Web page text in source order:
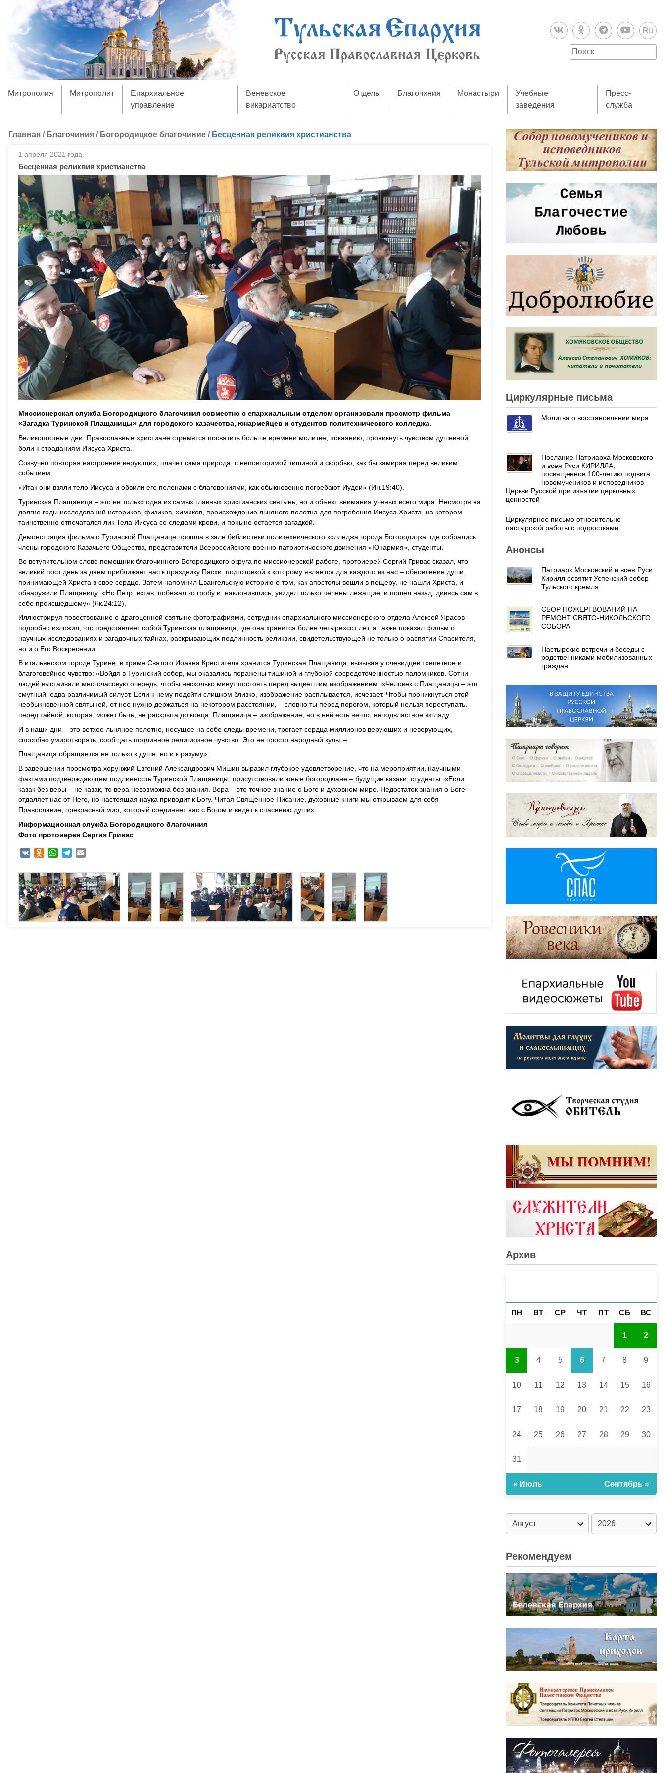
Ru
Митрополия Митрополит
Епархиальное
управление
Веневское
викариатство
Отделы Благочиния Монастыри
Учебные
заведения
Пресс-
служба
Главная / Благочиния / Богородицкое благочиние / Бесценная реликвия христианства
1 апреля 2021 года.
Бесценная реликвия христианства
Миссионерская служба Богородицкого благочиния совместно с епархиальным отделом организовали просмотр фильма
«Загадка Туринской Плащаницы» для городского казачества, юнармейцев и студентов политехнического колледжа.
Великопостные дни. Православные христиане стремятся посвятить больше времени молитве, покаянию, проникнуть чувством душевной
боли к страданиям Иисуса Христа.
Созвучно повторяя настроение верующих, плачет сама природа, с неповторимой тишиной и скорбью, как бы замирая перед великим
событием.
«Итак они взяли тело Иисуса и обвили его пеленами с благовониями, как обыкновенно погребают Иудеи» (Ин.19:40).
Туринская Плащаница – это не только одна из самых главных христианских святынь, но и объект внимания ученых всего мира. Несмотря на
долгие годы исследований историков, физиков, химиков, происхождение льняного полотна для погребения Иисуса Христа, на котором
таинственно отпечатался лик Тела Иисуса со следами крови, и поныне остается загадкой.
Демонстрация фильма о Туринской Плащанице прошла в зале библиотеки политехнического колледжа города Богородицка, где собрались
члены городского Казачьего Общества, представители Всероссийского военно-патриотического движения «Юнармия», студенты.
Во вступительном слове помощник благочинного Богородицкого округа по миссионерской работе, протоиерей Сергий Гривас сказал, что
великий пост день за днем приближает нас к празднику Пасхи, подготовкой к которому является для каждого из нас – обновление души,
принимающей Христа в свое сердце. Затем напомнил Евангельскую историю о том, как апостолы вошли в пещеру, не нашли Христа, и
обнаружили Плащаницу: «Но Петр, встав, побежал ко гробу и, наклонившись, увидел только пелены лежащие, и пошел назад, дивясь сам в
себе происшедшему» (Лк.24:12).
Иллюстрируя повествование о драгоценной святыне фотографиями, сотрудник епархиального миссионерского отдела Алексей Ярасов
подробно изложил, что представляет собой Туринская плащаница, где она хранится более четырехсот лет, а также показал фильм о
научных исследованиях и загадочных тайнах, раскрывающих подлинность реликвии, свидетельствующей не только о распятии Спасителя,
но и о Его Воскресении.
В итальянском городе Турине, в храме Святого Иоанна Крестителя хранится Туринская Плащаница, вызывая у очевидцев трепетное и
благоговейное чувство: «Войдя в Туринский собор, мы оказались поражены тишиной и глубокой сосредоточенностью паломников. Сотни
людей выстаивали многочасовую очередь, чтобы несколько минут постоять перед выцветшим изображением. «Человек с Плащаницы – это
смутный, едва различимый силуэт. Если к нему подойти слишком близко, изображение расплывается, исчезает. Чтобы проникнуться этой
необыкновенной святыней, от нее нужно держаться на некотором расстоянии, – словно ты перед порогом, который нельзя переступать,
перед тайной, которая, может быть, не раскрыта до конца. Плащаница – изображение, но в ней есть нечто, неподвластное взгляду.
И в наши дни – это ветхое льняное полотно, несущее на себе следы времени, трогает сердца миллионов верующих и неверующих,
способно умиротворять, сообщать подлинное религиозное чувство. Это не просто народный культ –
Плащаница обращается не только к душе, но и к разуму».
В завершении просмотра хорунжий Евгений Александрович Мишин выразил глубокое удовлетворение, что на мероприятии, научными
фактами подтверждающем подлинность Туринской Плащаницы, присутствовали юные богородчане – будущие казаки, студенты: «Если
казак без веры – не казак, то вера невозможна без знания. Вера – это точное знание о Боге и духовном мире. Недостаток знания о Боге
отдаляет нас от Него, но настоящая наука приводит к Богу. Читая Священное Писание, духовные книги мы открываем для себя
Православие, прекрасный мир, который соединяет нас с Богом и ведет к спасению души».
Информационная служба Богородицкого благочиния
Фото протоиерея Сергия Гривас
VK Odnoklassniki
WhatsAppTelegram
Циркулярные письма
Молитва о восстановлении мира
Послание Патриарха Московского
и всея Руси КИРИЛЛА,
посвященное 100-летию подвига
новомучеников и исповедников
Церкви Русской при изъятии церковных
ценностей
Циркулярное письмо относительно
пастырской работы с подростками
Анонсы
Патриарх Московский и всея Руси
Кирилл освятит Успенский собор
Тульского кремля
СБОР ПОЖЕРТВОВАНИЙ НА
РЕМОНТ СВЯТО-НИКОЛЬСКОГО
СОБОРА
Пастырские встречи и беседы с
родственниками мобилизованных
граждан
Архив
ПН ВТ СР ЧТ ПТ СБ ВС
1 2
3 4 5 6 7 8 9
10 11 12 13 14 15 16
17 18 19 20 21 22 23
24 25 26 27 28 29 30
31
« Июль Сентябрь »
Рекомендуем